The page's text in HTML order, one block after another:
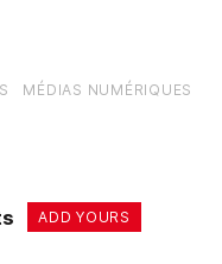
MÉDIAS NUMÉRIQUES
ADD YOURS